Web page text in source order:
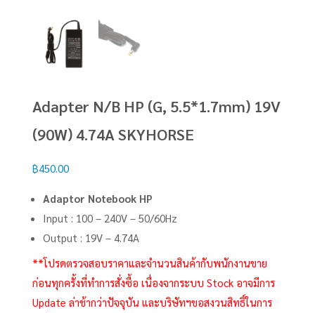
Adapter N/B HP (G, 5.5*1.7mm) 19V
(90W) 4.74A SKYHORSE
฿450.00
Adaptor Notebook HP
Input : 100 – 240V – 50/60Hz
Output : 19V – 4.74A
**โปรดตรวจสอบราคาและจำนวนสินค้ากับพนักงานขาย
ก่อนทุกครั้งที่ทำการสั่งซื้อ เนื่องจากระบบ Stock อาจมีการ
Update ล่าช้ากว่าปัจจุบัน และบริษัทฯขอสงวนสิทธิ์ในการ